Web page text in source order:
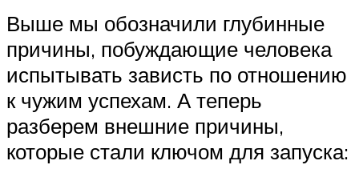
Выше мы обозначили глубинные
причины, побуждающие человека
испытывать зависть по отношению
к чужим успехам. А теперь
разберем внешние причины,
которые стали ключом для запуска: